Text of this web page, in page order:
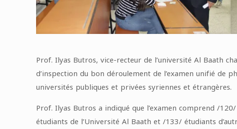
Prof. Ilyas Butros, vice-recteur de l’université Al Baath
d’inspection du bon déroulement de l’examen unifié de
universités publiques et privées syriennes et étrangères.
Prof. Ilyas Butros a indiqué que l’examen comprend /
étudiants de l’Université Al Baath et /133/ étudiants